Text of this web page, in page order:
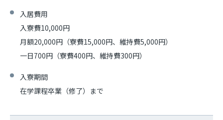
入居費用
入寮費10,000円
月額20,000円（寮費15,000円、維持費5,000円）
一日700円（寮費400円、維持費300円）
入寮期間
在学課程卒業（修了）まで